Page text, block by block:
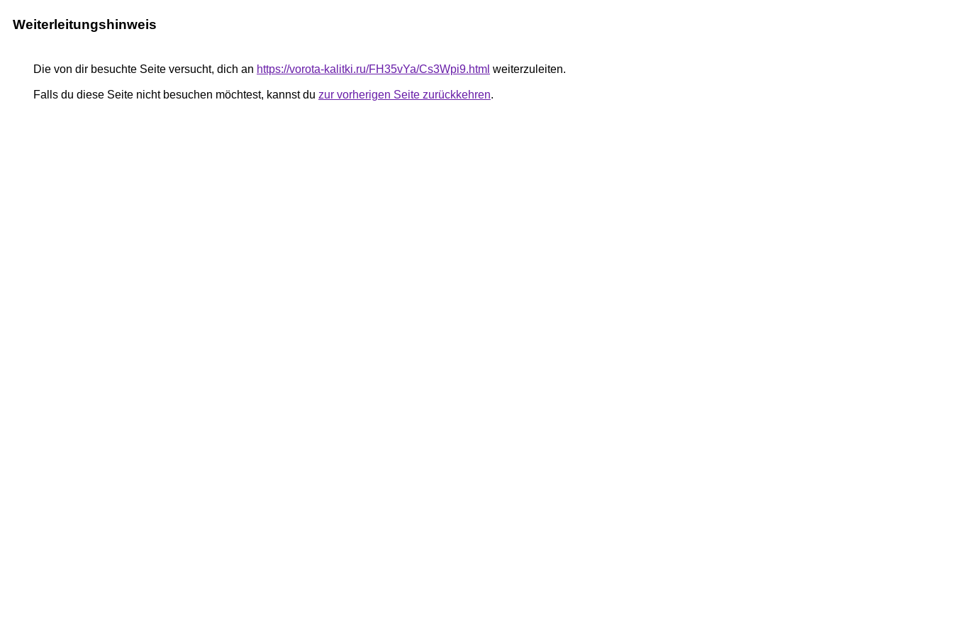
Weiterleitungshinweis
Die von dir besuchte Seite versucht, dich an https://vorota-kalitki.ru/FH35vYa/Cs3Wpi9.html weiterzuleiten.
Falls du diese Seite nicht besuchen möchtest, kannst du zur vorherigen Seite zurückkehren.